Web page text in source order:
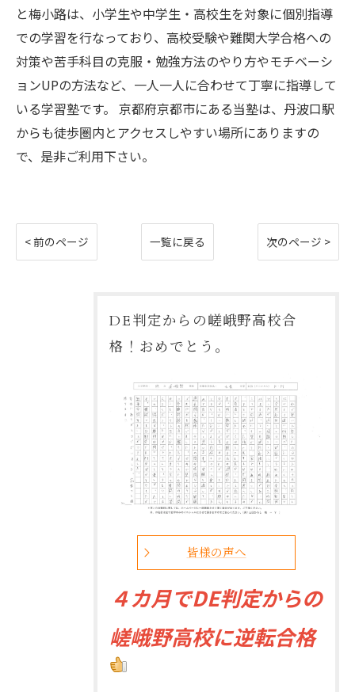
と梅小路は、小学生や中学生・高校生を対象に個別指導
での学習を行なっており、高校受験や難関大学合格への
対策や苦手科目の克服・勉強方法のやり方やモチベーシ
ョンUPの方法など、一人一人に合わせて丁寧に指導して
いる学習塾です。 京都府京都市にある当塾は、丹波口駅
からも徒歩圏内とアクセスしやすい場所にありますの
で、是非ご利用下さい。
< 前のページ 一覧に戻る 次のページ >
DE判定からの嵯峨野高校合
格！おめでとう。
皆様の声へ
４カ月でDE判定からの
嵯峨野高校に逆転合格